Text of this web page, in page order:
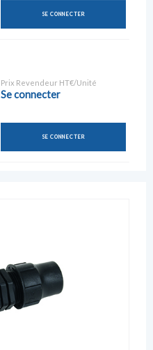
SE CONNECTER
Prix Revendeur HT€/Unité
Se connecter
SE CONNECTER